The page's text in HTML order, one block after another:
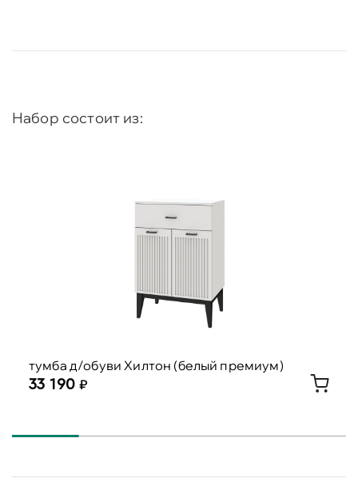
Опоры: регулируемые по высоте у шкафов и
вешалка Хилтон (белый премиум) 1шт.
сиденье Хилтон (серый)1шт.
тумба Хилтон. (белый премиум/опоры серый)
Набор состоит из:
тумба д/обуви Хилтон (белый премиум)
33 190